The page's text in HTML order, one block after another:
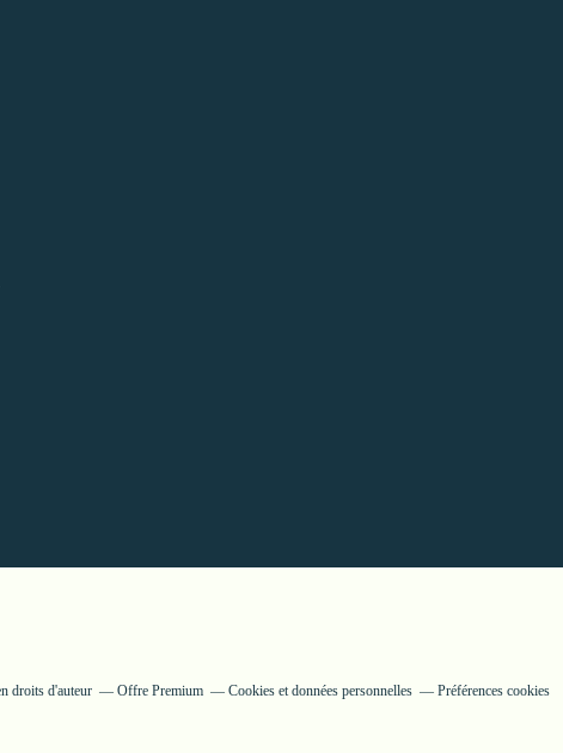
droits d'auteur Offre Premium Cookies et données personnelles Préférences cookies